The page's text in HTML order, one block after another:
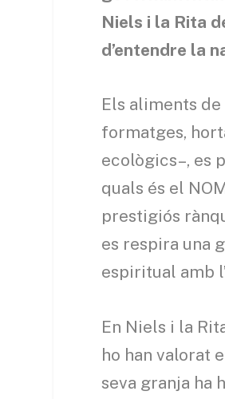
Niels i la Rita
d’entendre la
Els aliments de
formatges,
ecològics–, es
quals és el
prestigiós
es respira una
espiritual amb
En Niels i la
ho han valorat
seva granja ha